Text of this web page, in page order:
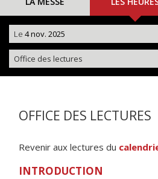
Le 4 nov. 2025
Office des lectures
OFFICE DES LECTURES
Revenir aux lectures du
INTRODUCTION